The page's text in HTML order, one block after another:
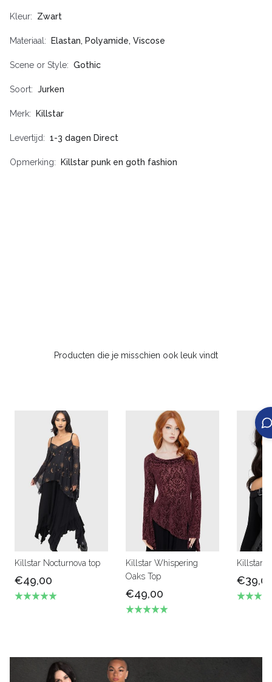
Kleur Zwart
Materiaal Elastan, Polyamide, Viscose
Scene or Style Gothic
Soort Jurken
Merk Killstar
Levertijd 1-3 dagen Direct
Opmerking Killstar punk en goth fashion
Producten die je misschien ook leuk vindt
Killstar Nocturnova top
€49,00
Killstar Whispering
Oaks Top
€49,00
Killstar